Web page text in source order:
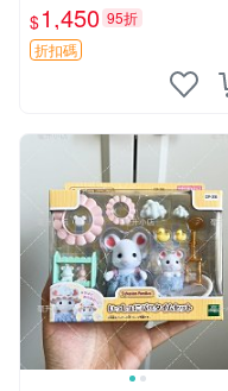
子稍有磨損） 中古玩具 氣球
熊 玩偶
$1,450 95折
折扣碼